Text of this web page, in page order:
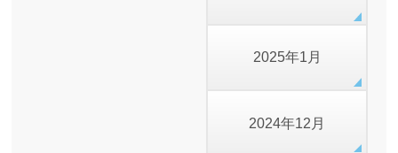
2025年1月
2024年12月